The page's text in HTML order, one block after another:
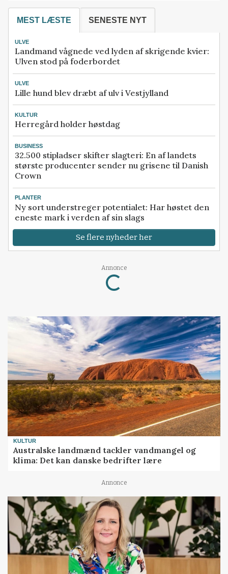
MEST LÆSTE SENESTE NYT
ULVE
Landmand vågnede ved lyden af skrigende kvier:
Ulven stod på foderbordet
ULVE
Lille hund blev dræbt af ulv i Vestjylland
KULTUR
Herregård holder høstdag
BUSINESS
32.500 stipladser skifter slagteri: En af landets
største producenter sender nu grisene til Danish
Crown
PLANTER
Ny sort understreger potentialet: Har høstet den
eneste mark i verden af sin slags
Se flere nyheder her
Annonce
Loading...
KULTUR
Australske landmænd tackler vandmangel og
klima: Det kan danske bedrifter lære
Annonce